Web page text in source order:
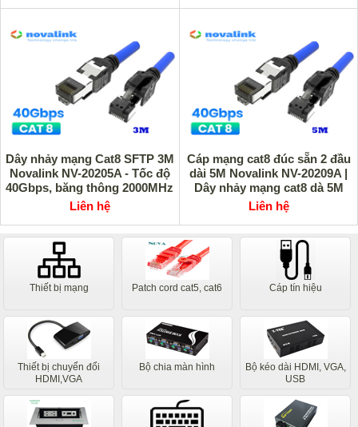
Dây nhảy mạng Cat8 SFTP 3M
Novalink NV-20205A - Tốc độ
40Gbps, băng thông 2000MHz
Liên hệ
Cáp mạng cat8 đúc sẵn 2 đầu
dài 5M Novalink NV-20209A |
Dây nhảy mạng cat8 dà 5M
Liên hệ
Thiết bị mạng Patch cord cat5, cat6 Cáp tín hiệu
Thiết bị chuyển đổi
HDMI,VGA
Bộ chia màn hình
Bộ kéo dài HDMI, VGA,
USB